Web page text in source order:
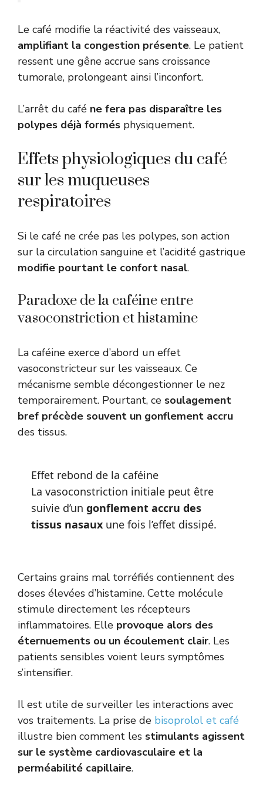
Le café modifie la réactivité des vaisseaux,
amplifiant la congestion présente. Le patient
ressent une gêne accrue sans croissance
tumorale, prolongeant ainsi l’inconfort.
L’arrêt du café ne fera pas disparaître les
polypes déjà formés physiquement.
Effets physiologiques du café
sur les muqueuses
respiratoires
Si le café ne crée pas les polypes, son action
sur la circulation sanguine et l’acidité gastrique
modifie pourtant le confort nasal.
Paradoxe de la caféine entre
vasoconstriction et histamine
La caféine exerce d’abord un effet
vasoconstricteur sur les vaisseaux. Ce
mécanisme semble décongestionner le nez
temporairement. Pourtant, ce soulagement
bref précède souvent un gonflement accru
des tissus.
Effet rebond de la caféine
La vasoconstriction initiale peut être
suivie d’un gonflement accru des
tissus nasauxune fois l’effet dissipé.
Certains grains mal torréfiés contiennent des
doses élevées d’histamine. Cette molécule
stimule directement les récepteurs
inflammatoires. Elle provoque alors des
éternuements ou un écoulement clair. Les
patients sensibles voient leurs symptômes
s’intensifier.
Il est utile de surveiller les interactions avec
vos traitements. La prise de bisoprolol et café
illustre bien comment les stimulants agissent
sur le système cardiovasculaire et la
perméabilité capillaire.